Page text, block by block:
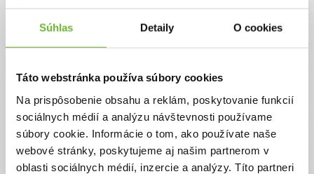
Súhlas Detaily O cookies
Táto webstránka používa súbory cookies
Na prispôsobenie obsahu a reklám, poskytovanie funkcií
sociálnych médií a analýzu návštevnosti používame
súbory cookie. Informácie o tom, ako používate naše
webové stránky, poskytujeme aj našim partnerom v
oblasti sociálnych médií, inzercie a analýzy. Títo partneri
Kontaktné údaje
V prípade akýchkoľvek otázok nás neváhajte kontaktovať
emailom, alebo telefonicky.
ĽUDIA ĽUĎOM, n. o.